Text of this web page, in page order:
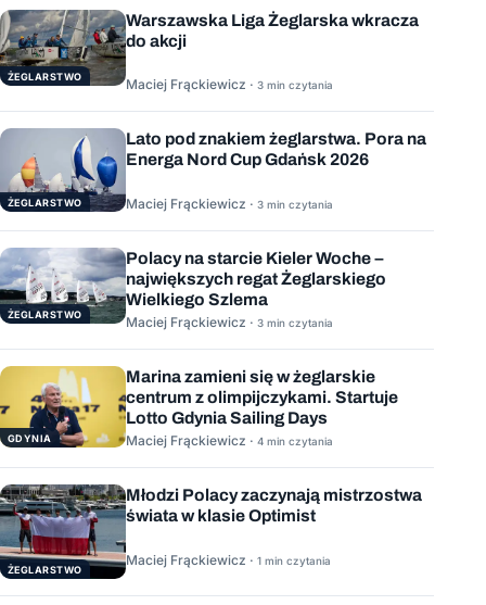
ŻEGLARSTWO
Warszawska Liga Żeglarska wkracza
do akcji
Maciej Frąckiewicz · 3 min czytania
ŻEGLARSTWO
Lato pod znakiem żeglarstwa. Pora na
Energa Nord Cup Gdańsk 2026
Maciej Frąckiewicz · 3 min czytania
ŻEGLARSTWO
Polacy na starcie Kieler Woche –
największych regat Żeglarskiego
Wielkiego Szlema
Maciej Frąckiewicz · 3 min czytania
GDYNIA
Marina zamieni się w żeglarskie
centrum z olimpijczykami. Startuje
Lotto Gdynia Sailing Days
Maciej Frąckiewicz · 4 min czytania
ŻEGLARSTWO
Młodzi Polacy zaczynają mistrzostwa
świata w klasie Optimist
Maciej Frąckiewicz · 1 min czytania